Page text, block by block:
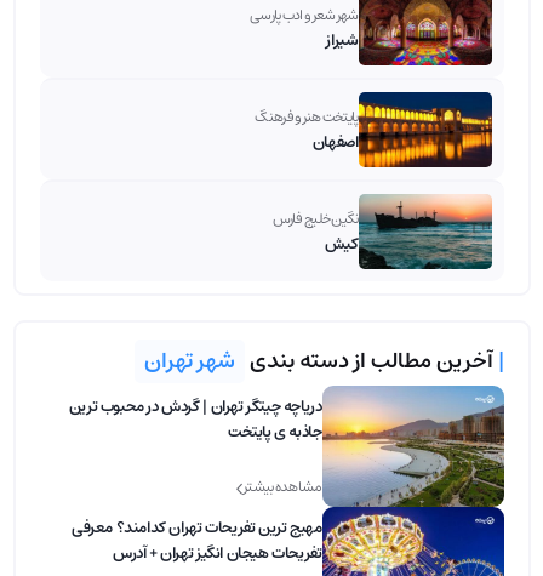
شهر شعر و ادب پارسی
شیراز
پایتخت هنر و فرهنگ
اصفهان
نگین خلیج فارس
کیش
|آخرین مطالب از دسته بندی شهر تهران
دریاچه چیتگر تهران | گردش در محبوب ترین
جاذبه ی پایتخت
مشاهده بیشتر
مهیج ترین تفریحات تهران کدامند؟ معرفی
تفریحات هیجان انگیز تهران + آدرس